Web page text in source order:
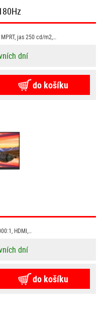
jas 250 cd/m2,…
dní
do košíku
HDMI,…
dní
do košíku